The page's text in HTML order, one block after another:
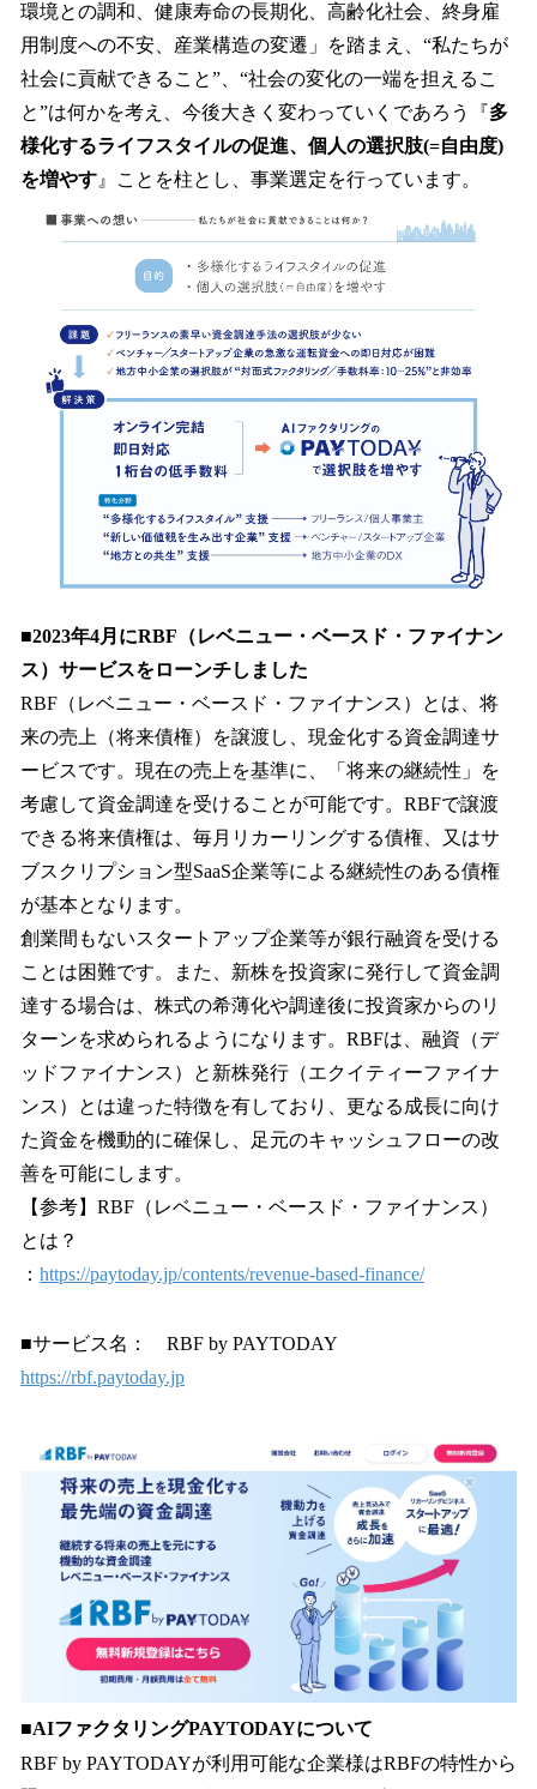
環境との調和、健康寿命の長期化、高齢化社会、終身雇
用制度への不安、産業構造の変遷」を踏まえ、“私たちが
社会に貢献できること”、“社会の変化の一端を担えるこ
と”は何かを考え、今後大きく変わっていくであろう『多
様化するライフスタイルの促進、個人の選択肢(=自由度)
を増やす 』ことを柱とし、事業選定を行っています。
■2023年4月にRBF（レベニュー・ベースド・ファイナン
ス）サービスをローンチしました
RBF（レベニュー・ベースド・ファイナンス）とは、将
来の売上（将来債権）を譲渡し、現金化する資金調達サ
ービスです。現在の売上を基準に、「将来の継続性」を
考慮して資金調達を受けることが可能です。RBFで譲渡
できる将来債権は、毎月リカーリングする債権、又はサ
ブスクリプション型SaaS企業等による継続性のある債権
が基本となります。
創業間もないスタートアップ企業等が銀行融資を受ける
ことは困難です。また、新株を投資家に発行して資金調
達する場合は、株式の希薄化や調達後に投資家からのリ
ターンを求められるようになります。RBFは、融資（デ
ッドファイナンス）と新株発行（エクイティーファイナ
ンス）とは違った特徴を有しており、更なる成長に向け
た資金を機動的に確保し、足元のキャッシュフローの改
善を可能にします。
【参考】RBF（レベニュー・ベースド・ファイナンス）
とは？
： https://paytoday.jp/contents/revenue-based-finance/
■サービス名： RBF by PAYTODAY
https://rbf.paytoday.jp
■AIファクタリングPAYTODAYについて
RBF by PAYTODAYが利用可能な企業様はRBFの特性から